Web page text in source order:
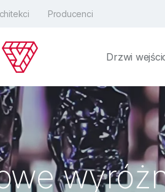
Producenci
Drzwi